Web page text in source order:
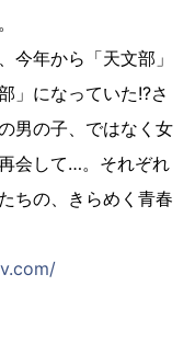
今年から「天文部」
」になっていた!?さ
男の子、ではなく女
会して…。それぞれ
ちの、きらめく青春